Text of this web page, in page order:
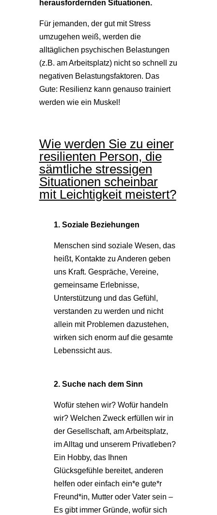
herausfordernden Situationen.
Für jemanden, der gut mit Stress
umzugehen weiß, werden die
alltäglichen psychischen Belastungen
(z.B. am Arbeitsplatz) nicht so schnell zu
negativen Belastungsfaktoren. Das
Gute: Resilienz kann genauso trainiert
werden wie ein Muskel!
Wie werden Sie zu einer
resilienten Person, die
sämtliche stressigen
Situationen scheinbar
mit Leichtigkeit meistert?
1. Soziale Beziehungen
Menschen sind soziale Wesen, das
heißt, Kontakte zu Anderen geben
uns Kraft. Gespräche, Vereine,
gemeinsame Erlebnisse,
Unterstützung und das Gefühl,
verstanden zu werden und nicht
allein mit Problemen dazustehen,
wirken sich enorm auf die gesamte
Lebenssicht aus.
2. Suche nach dem Sinn
Wofür stehen wir? Wofür handeln
wir? Welchen Zweck erfüllen wir in
der Gesellschaft, am Arbeitsplatz,
im Alltag und unserem Privatleben?
Ein Hobby, das Ihnen
Glücksgefühle bereitet, anderen
helfen oder einfach ein*e gute*r
Freund*in, Mutter oder Vater sein –
Es gibt immer Gründe, wofür sich